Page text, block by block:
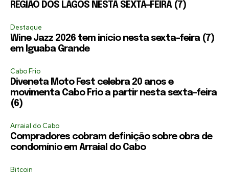
REGIÃO DOS LAGOS NESTA SEXTA-FEIRA (7)
Destaque
Wine Jazz 2026 tem início nesta sexta-feira (7)
em Iguaba Grande
Cabo Frio
Diveneta Moto Fest celebra 20 anos e
movimenta Cabo Frio a partir nesta sexta-feira
(6)
Arraial do Cabo
Compradores cobram definição sobre obra de
condomínio em Arraial do Cabo
Bitcoin